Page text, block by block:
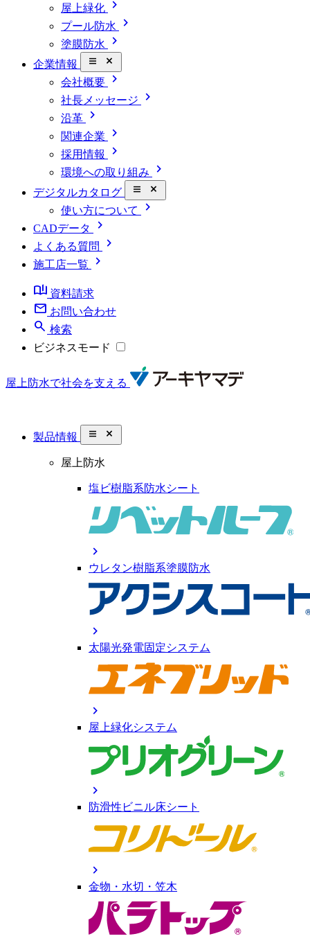
屋上緑化 chevron_right
プール防水 chevron_right
塗膜防水 chevron_right
企業情報 close_small
会社概要 chevron_right
社長メッセージ chevron_right
沿革 chevron_right
関連企業 chevron_right
採用情報 chevron_right
環境への取り組み chevron_right
デジタルカタログ close_small
使い方について chevron_right
CADデータ chevron_right
よくある質問 chevron_right
施工店一覧
chevron_right
book_ribbon 資料請求
mail お問い合わせ
search 検索
ビジネスモード
屋上防水で社会を支える
製品情報 close_small
屋上防水
塩ビ樹脂系防水シート
chevron_right
ウレタン樹脂系塗膜防水
chevron_right
太陽光発電固定システム
chevron_right
屋上緑化システム
chevron_right
防滑性ビニル床シート
chevron_right
金物・水切・笠木